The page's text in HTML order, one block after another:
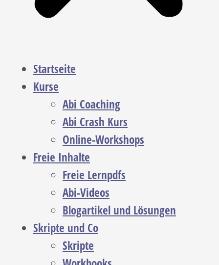
Startseite
Kurse
Abi Coaching
Abi Crash Kurs
Online-Workshops
Freie Inhalte
Freie Lernpdfs
Abi-Videos
Blogartikel und Lösungen
Skripte und Co
Skripte